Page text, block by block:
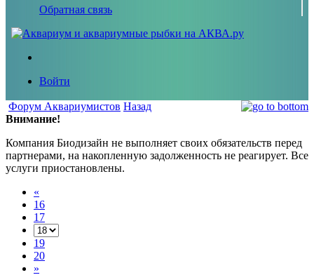
Обратная связь
Войти
Форум Аквариумистов Назад
Внимание!
Компания Биодизайн не выполняет своих обязательств перед
партнерами, на накопленную задолженность не реагирует. Все
услуги приостановлены.
«
16
17
19
20
»